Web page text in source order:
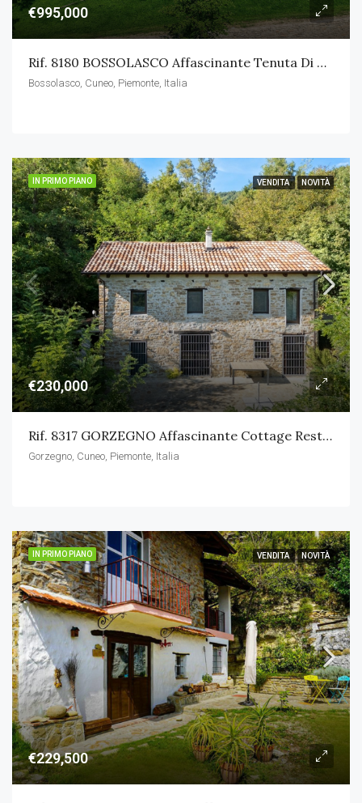
€995,000
Rif. 8180 BOSSOLASCO Affascinante Tenuta Di Campagna Con Piscina
Bossolasco, Cuneo, Piemonte, Italia
IN PRIMO PIANO VENDITA NOVITÀ
€230,000
Rif. 8317 GORZEGNO Affascinante Cottage Restaurato In Pietra Di Langa
Gorzegno, Cuneo, Piemonte, Italia
IN PRIMO PIANO VENDITA NOVITÀ
€229,500